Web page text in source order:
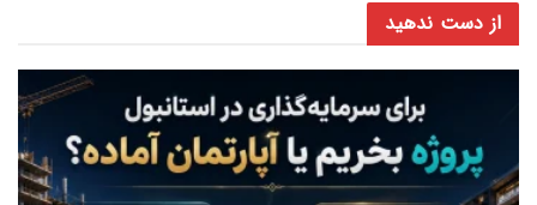
از دست ندهید